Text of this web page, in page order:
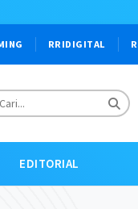
RRIDIGITAL
EDITORIAL